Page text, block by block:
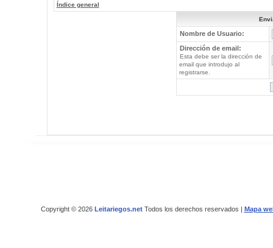
Índice general
Nombre de Usuario:
Dirección de email:
Esta debe ser la dirección de
email que introdujo al
registrarse.
Copyright © 2026 Leitariegos.netTodos los derechos reservados | Mapa